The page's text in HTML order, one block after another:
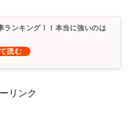
ランキング！！本当に強いのは
リンク